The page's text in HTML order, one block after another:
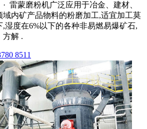
· 雷蒙磨粉机广泛应用于冶金、建材、
域内矿产品物料的粉磨加工,适宜加工莫
,湿度在6%以下的各种非易燃易爆矿石,
方解 .
8511